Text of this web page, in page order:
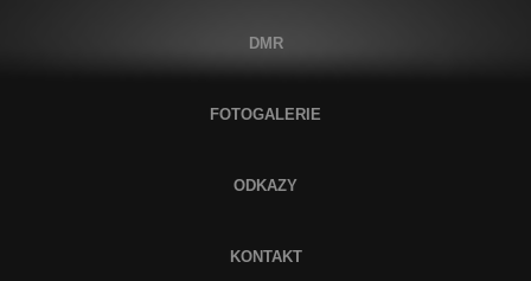
DMR
FOTOGALERIE
ODKAZY
KONTAKT